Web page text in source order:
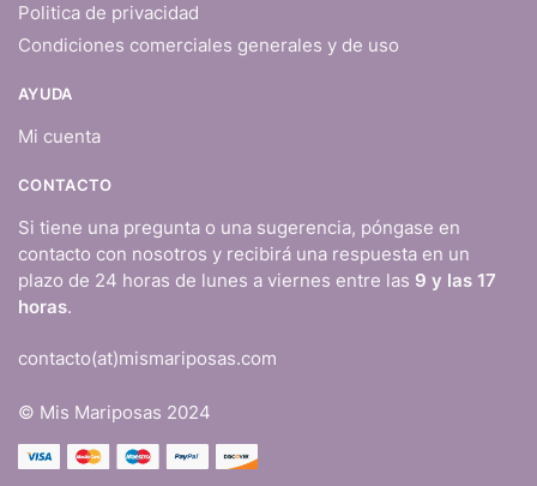
Politica de privacidad
Condiciones comerciales generales y de uso
AYUDA
Mi cuenta
CONTACTO
Si tiene una pregunta o una sugerencia, póngase en
contacto con nosotros y recibirá una respuesta en un
plazo de 24 horas de lunes a viernes entre las 9 y las 17
horas.
contacto(at)mismariposas.com
© Mis Mariposas 2024